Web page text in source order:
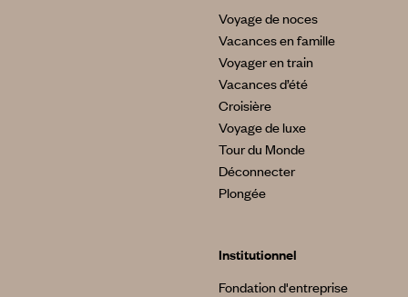
Voyage de noces
Vacances en famille
Voyager en train
Vacances d’été
Croisière
Voyage de luxe
Tour du Monde
Déconnecter
Plongée
Institutionnel
Fondation d'entreprise